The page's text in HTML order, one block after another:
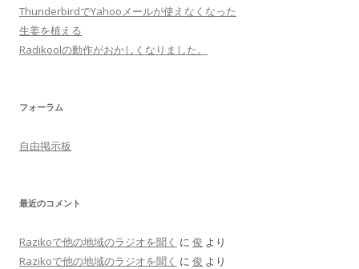
ThunderbirdでYahooメールが使えなくなった
生姜を植える
Radikoolの動作がおかしくなりました。
フォーラム
自由掲示板
最近のコメント
Razikoで他の地域のラジオを聞く に 俊 より
Razikoで他の地域のラジオを聞く に 俊 より